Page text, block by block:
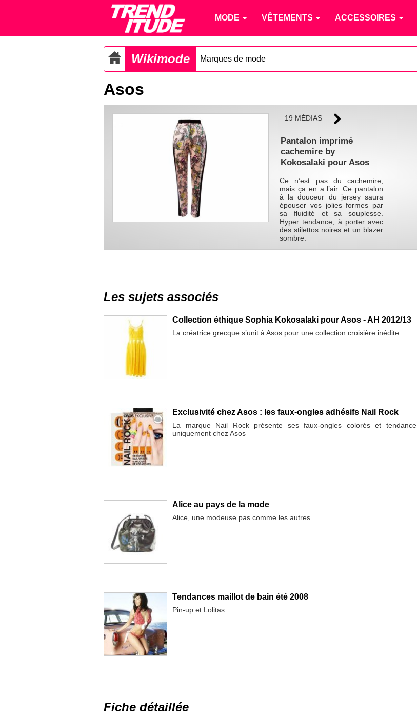
MODE VÊTEMENTS ACCESSOIRES
Wikimode Marques de mode
Asos
19 MÉDIAS
Pantalon imprimé
cachemire by
Kokosalaki pour Asos
Ce n’est pas du cachemire,
mais ça en a l’air. Ce pantalon
à la douceur du jersey saura
épouser vos jolies formes par
sa fluidité et sa souplesse.
Hyper tendance, à porter avec
des stilettos noires et un blazer
sombre.
Les sujets associés
Collection éthique Sophia Kokosalaki pour Asos - AH 2012/13
La créatrice grecque s’unit à Asos pour une collection croisière inédite
Exclusivité chez Asos : les faux-ongles adhésifs Nail Rock
La marque Nail Rock présente ses faux-ongles colorés et tendance
uniquement chez Asos
Alice au pays de la mode
Alice, une modeuse pas comme les autres...
Tendances maillot de bain été 2008
Pin-up et Lolitas
Fiche détaillée